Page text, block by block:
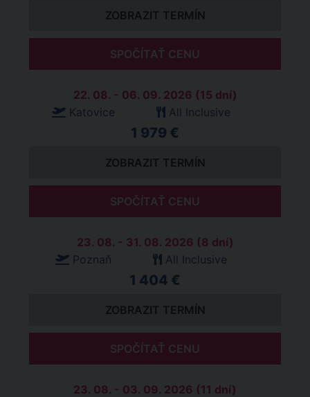
ZOBRAZIT TERMÍN
SPOČÍTAŤ CENU
22. 08. - 06. 09. 2026 (15 dní)
Katovice
All Inclusive
1 979 €
ZOBRAZIT TERMÍN
SPOČÍTAŤ CENU
23. 08. - 31. 08. 2026 (8 dní)
Poznaň
All Inclusive
1 404 €
ZOBRAZIT TERMÍN
SPOČÍTAŤ CENU
23. 08. - 03. 09. 2026 (11 dní)